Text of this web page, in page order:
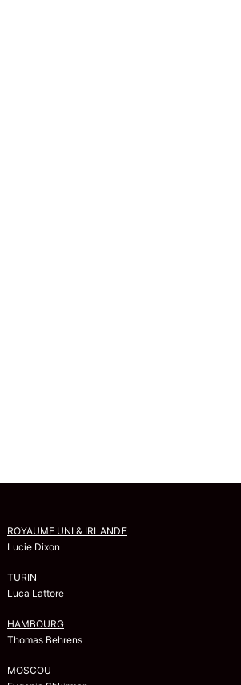
ROYAUME UNI & IRLANDE
Lucie Dixon
TURIN
Luca Lattore
HAMBOURG
Thomas Behrens
MOSCOU